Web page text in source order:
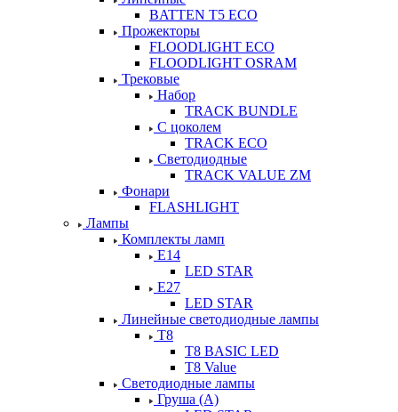
BATTEN T5 ECO
Прожекторы
FLOODLIGHT ECO
FLOODLIGHT OSRAM
Трековые
Набор
TRACK BUNDLE
С цоколем
TRACK ECO
Светодиодные
TRACK VALUE ZM
Фонари
FLASHLIGHT
Лампы
Комплекты ламп
Е14
LED STAR
Е27
LED STAR
Линейные светодиодные лампы
Т8
T8 BASIC LED
T8 Value
Светодиодные лампы
Груша (А)